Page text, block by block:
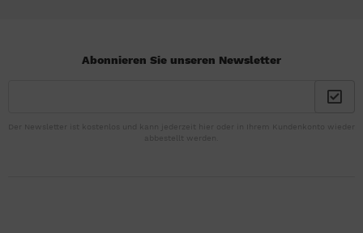
Abonnieren Sie unseren Newsletter
Der Newsletter ist kostenlos und kann jederzeit hier oder in Ihrem Kundenkonto wieder
abbestellt werden.